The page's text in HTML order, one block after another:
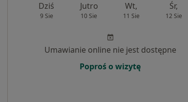
Dziś
9 Sie
Jutro
10 Sie
Wt,
11 Sie
Śr,
12 Sie
Umawianie online nie jest dostępne
Poproś o wizytę